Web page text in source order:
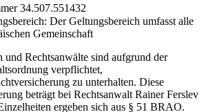
34.507.551432
Der Geltungsbereich umfasst alle
Gemeinschaft
und Rechtsanwälte sind aufgrund der
verpflichtet,
zu unterhalten. Diese
beträgt bei Rechtsanwalt Rainer Ferslev
ergeben sich aus § 51 BRAO.